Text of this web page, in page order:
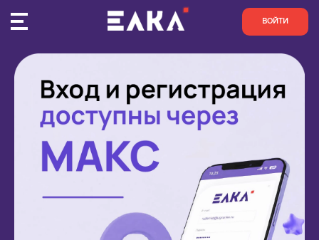
ВОЙТИ
КОНКУРСЫ
ОРГАНИЗАЦИИ
ПРОЕКТЫ